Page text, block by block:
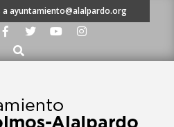
ayuntamiento@alalpardo.org
Buscar